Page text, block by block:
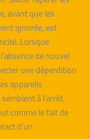
avant que les
ignorée, est
Lorsque
de nouvel
une déperdition
appareils
à l’arrêt,
comme le fait de
d’un